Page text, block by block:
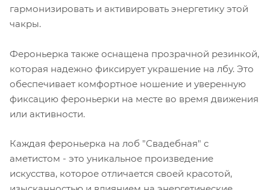
гармонизировать и активировать энергетику этой
чакры.
Фероньерка также оснащена прозрачной резинкой,
которая надежно фиксирует украшение на лбу. Это
обеспечивает комфортное ношение и уверенную
фиксацию фероньерки на месте во время движения
или активности.
Каждая фероньерка на лоб "Свадебная" с
аметистом - это уникальное произведение
искусства, которое отличается своей красотой,